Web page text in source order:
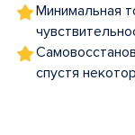
Минимальная
спустя